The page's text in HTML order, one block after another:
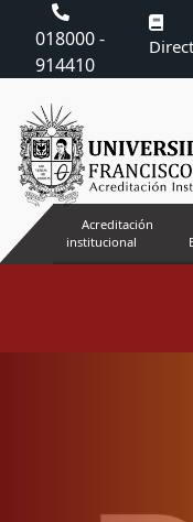
018000 -
914410
Acreditación
institucional